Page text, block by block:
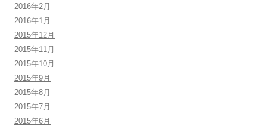
2016年2月
2016年1月
2015年12月
2015年11月
2015年10月
2015年9月
2015年8月
2015年7月
2015年6月